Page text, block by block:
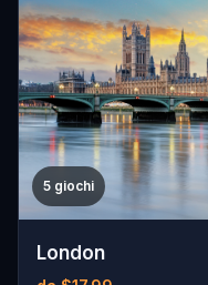
5 giochi
London